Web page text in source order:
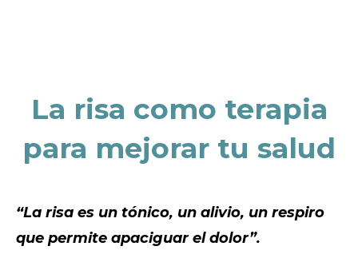
La risa como terapia
para mejorar tu salud
“La risa es un tónico, un alivio, un respiro
que permite apaciguar el dolor”.